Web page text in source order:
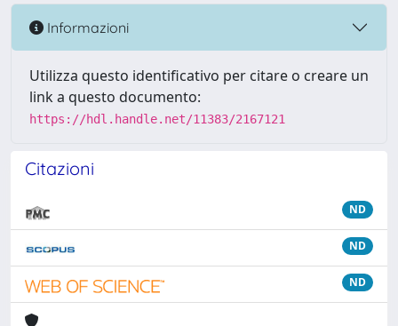
Informazioni
Utilizza questo identificativo per citare o creare un
link a questo documento:
https://hdl.handle.net/11383/2167121
Citazioni
ND
ND
ND